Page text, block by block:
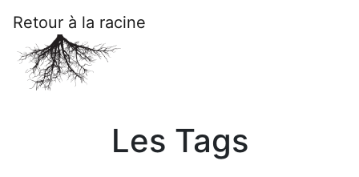
Retour à la racine
Les Tags